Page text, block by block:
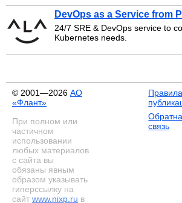
DevOps as a Service from
24/7 SRE & DevOps service to
Kubernetes needs.
© 2001—2026 АО
«Флант»
При полном или
частичном
использовании
любых материалов
с сайта вы
обязаны явным
образом указывать
гиперссылку на
сайт www.nixp.ru в
Правила
связь